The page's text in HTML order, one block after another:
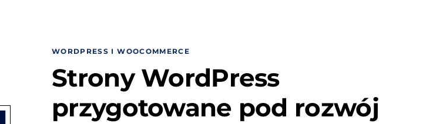
WORDPRESS I WOOCOMMERCE
Strony WordPress
przygotowane pod rozwój